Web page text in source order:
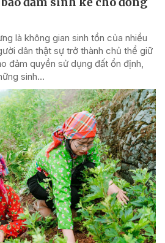
là không gian sinh tồn của nhiều
dân thật sự trở thành chủ thể giữ
đảm quyền sử dụng đất ổn định,
sinh...